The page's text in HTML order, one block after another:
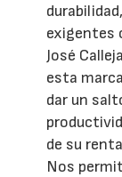
exigentes
José
esta
dar un
de su
Nos